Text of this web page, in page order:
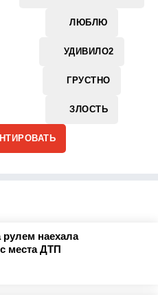
ЛЮБЛЮ
УДИВИЛО2
ГРУСТНО
ЗЛОСТЬ
рулем наехала
места ДТП